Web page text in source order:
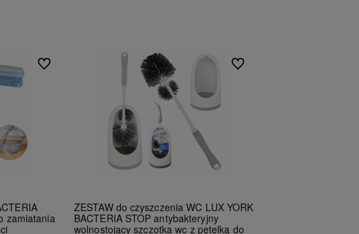
zamiatania
Do ulubionych
ZESTAW do czyszczenia WC LUX YORK
BACTERIA STOP antybakteryjny
wolnostojący szczotka wc z pętelką do
Do ulubionych